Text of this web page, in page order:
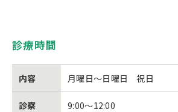
診療時間
内容 月曜日～日曜日 祝日
診察 9:00～12:00